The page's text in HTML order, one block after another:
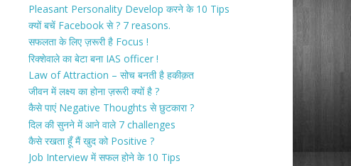
Pleasant Personality Develop करने के 10 Tips
क्यों बचें Facebook से ? 7 reasons.
सफलता के लिए ज़रूरी है Focus !
रिक्शेवाले का बेटा बना IAS officer !
Law of Attraction – सोच बनती है हकीक़त
जीवन में लक्ष्य का होना ज़रूरी क्यों है ?
कैसे पाएं Negative Thoughts से छुटकारा ?
दिल की सुनने में आने वाले 7 challenges
कैसे रखता हूँ मैं खुद को Positive ?
Job Interview में सफल होने के 10 Tips